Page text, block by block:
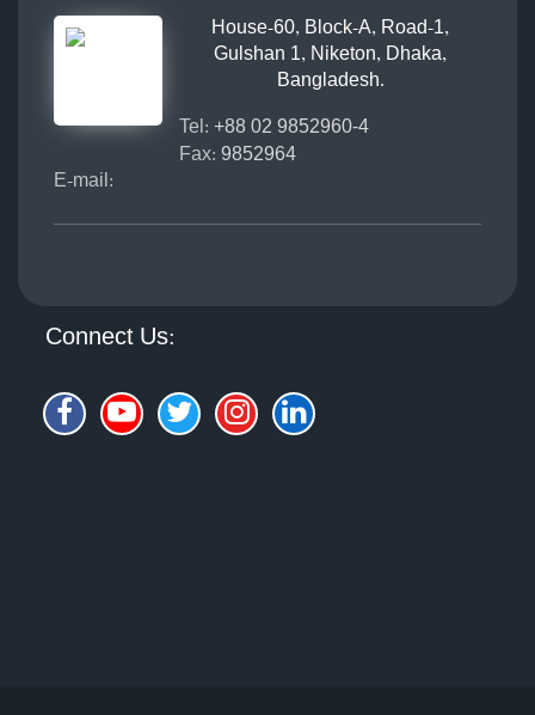
House-60, Block-A, Road-1,
Gulshan 1, Niketon, Dhaka,
Bangladesh.
Tel: +88 02 9852960-4
Fax: 9852964
E-mail:
Connect Us: